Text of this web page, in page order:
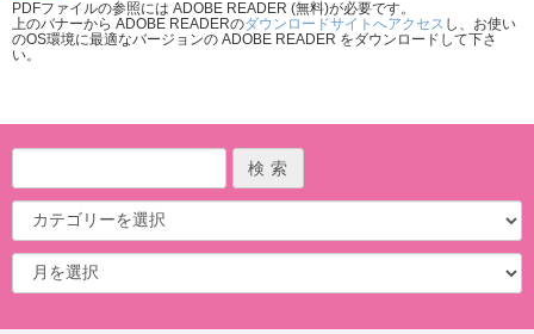
PDFファイルの参照には ADOBE READER (無料)が必要です。
上のバナーから ADOBE READERのダウンロードサイトへアクセス し、お使い
のOS環境に最適なバージョンの ADOBE READER をダウンロードして下さ
い。